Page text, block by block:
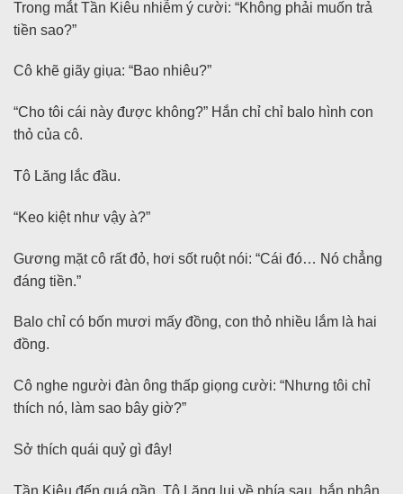
Trong mắt Tần Kiêu nhiễm ý cười: “Không phải muốn trả
tiền sao?”
Cô khẽ giãy giụa: “Bao nhiêu?”
“Cho tôi cái này được không?” Hắn chỉ chỉ balo hình con
thỏ của cô.
Tô Lăng lắc đầu.
“Keo kiệt như vậy à?”
Gương mặt cô rất đỏ, hơi sốt ruột nói: “Cái đó… Nó chẳng
đáng tiền.”
Balo chỉ có bốn mươi mấy đồng, con thỏ nhiều lắm là hai
đồng.
Cô nghe người đàn ông thấp giọng cười: “Nhưng tôi chỉ
thích nó, làm sao bây giờ?”
Sở thích quái quỷ gì đây!
Tần Kiêu đến quá gần, Tô Lăng lui về phía sau, hắn nhận